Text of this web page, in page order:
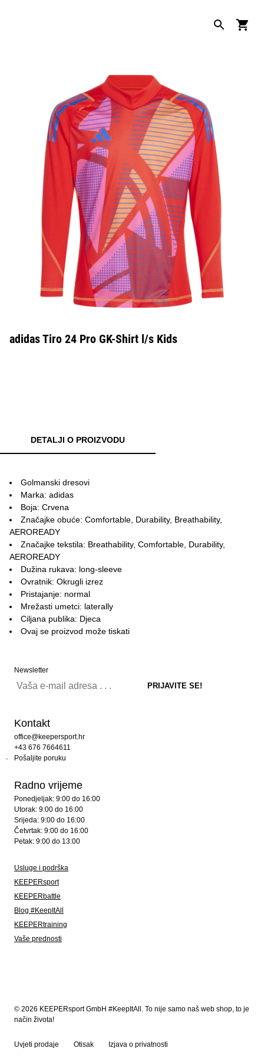
adidas Tiro 24 Pro GK-Shirt l/s Kids
DETALJI O PROIZVODU
Golmanski dresovi
Marka: adidas
Boja: Crvena
Značajke obuće: Comfortable, Durability, Breathability,
AEROREADY
Značajke tekstila: Breathability, Comfortable, Durability,
AEROREADY
Dužina rukava: long-sleeve
Ovratnik: Okrugli izrez
Pristajanje: normal
Mrežasti umetci: laterally
Ciljana publika: Djeca
Ovaj se proizvod može tiskati
Newsletter
Kontakt
office@keepersport.hr
+43 676 7664611
Pošaljite poruku
Radno vrijeme
Ponedjeljak: 9:00 do 16:00
Utorak: 9:00 do 16:00
Srijeda: 9:00 do 16:00
Četvrtak: 9:00 do 16:00
Petak: 9:00 do 13:00
Usluge i podrška
KEEPERsport
KEEPERbattle
Blog #KeepItAll
KEEPERtraining
Vaše prednosti
© 2026 KEEPERsport GmbH #KeepItAll. To nije samo naš web shop, to je
način života!
Uvjeti prodaje Otisak Izjava o privatnosti